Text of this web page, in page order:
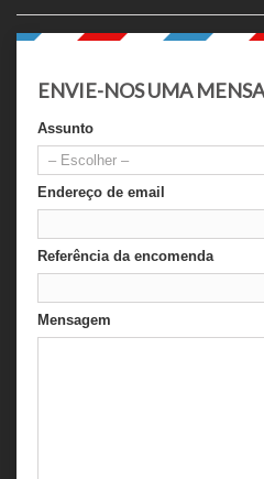
ENVIE-NOS UMA
Assunto
Endereço de email
Referência da encomenda
Mensagem